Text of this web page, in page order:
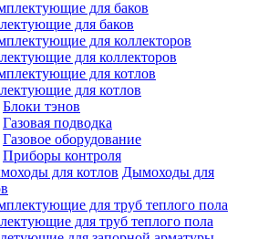
для баков
для коллекторов
для котлов
Блоки тэнов
Газовая подводка
Газовое оборудование
Приборы контроля
Дымоходы для
для труб теплого пола